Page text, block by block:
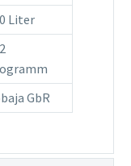
Liter
GbR